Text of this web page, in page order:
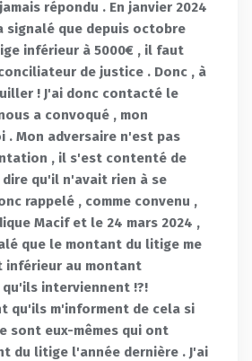
répondu . En janvier 2024
signalé que depuis octobre
inférieur à 5000€ , il faut
de justice . Donc , à
! J'ai donc contacté le
a convoqué , mon
. Mon adversaire n'est pas
, il s'est contenté de
qu'il n'avait rien à se
rappelé , comme convenu ,
Macif et le 24 mars 2024 ,
que le montant du litige me
inférieur au montant
interviennent !?!
qu'ils m'informent de cela si
sont eux-mêmes qui ont
du litige l'année dernière . J'ai